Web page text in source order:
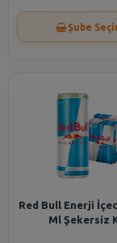
Şube
Red Bull Enerji
Ml Şekersiz